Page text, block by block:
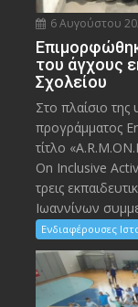
6 Αυγούστου
του άγχους
Σχολείου
Στο πλαίσιο
προγράμματος
τίτλο
On Inclusive
τρεις
Ιωαννίνων
Ενδιαφέρουσες